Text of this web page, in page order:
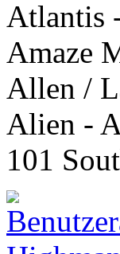
Atlantis
Amaze
Allen /
Alien -
101